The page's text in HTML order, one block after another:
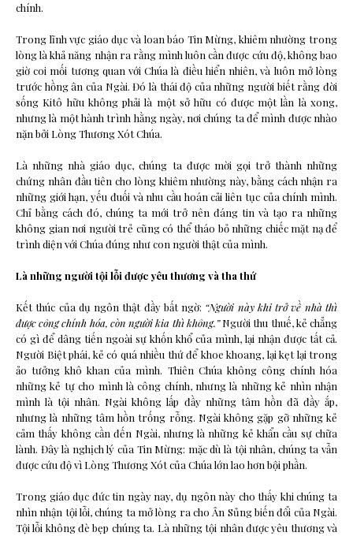
chính.
Trong lĩnh vực giáo dục và loan báo Tin Mừng, khiêm nhường trong
lòng là khả năng nhận ra rằng mình luôn cần được cứu độ, không bao
giờ coi mối tương quan với Chúa là điều hiển nhiên, và luôn mở lòng
trước hồng ân của Ngài. Đó là thái độ của những người biết rằng đời
sống Kitô hữu không phải là một sở hữu có được một lần là xong,
nhưng là một hành trình hằng ngày, nơi chúng ta để mình được nhào
nặn bởi Lòng Thương Xót Chúa.
Là những nhà giáo dục, chúng ta được mời gọi trở thành những
chứng nhân đầu tiên cho lòng khiêm nhường này, bằng cách nhận ra
những giới hạn, yếu đuối và nhu cầu hoán cải liên tục của chính mình.
Chỉ bằng cách đó, chúng ta mới trở nên đáng tin và tạo ra những
không gian nơi người trẻ cũng có thể tháo bỏ những chiếc mặt nạ để
trình diện với Chúa đúng như con người thật của mình.
Là những người tội lỗi được yêu thương và tha thứ
Kết thúc của dụ ngôn thật đầy bất ngờ: “Người này khi trở về nhà thì
được công chính hóa, còn người kia thì không.”Người thu thuế, kẻ chẳng
có gì để dâng tiến ngoài sự khốn khổ của mình, lại nhận được tất cả.
Người Biệt phái, kẻ có quá nhiều thứ để khoe khoang, lại kẹt lại trong
ảo tưởng khô khan của mình. Thiên Chúa không công chính hóa
những kẻ tự cho mình là công chính, nhưng là những kẻ nhìn nhận
mình là tội nhân. Ngài không lấp đầy những tâm hồn đã đầy ắp,
nhưng là những tâm hồn trống rỗng. Ngài không gặp gỡ những kẻ
cảm thấy không cần đến Ngài, nhưng là những kẻ khẩn cầu sự chữa
lành. Đây là nghịch lý của Tin Mừng: mặc dù là tội nhân, chúng ta vẫn
được cứu độ vì Lòng Thương Xót của Chúa lớn lao hơn bội phần.
Trong giáo dục đức tin ngày nay, dụ ngôn này cho thấy khi chúng ta
nhìn nhận tội lỗi, chúng ta mở lòng ra cho Ân Sủng biến đổi của Ngài.
Tội lỗi không đè bẹp chúng ta. Là những tội nhân được yêu thương và